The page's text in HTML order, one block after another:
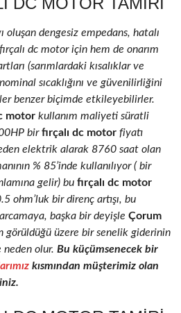
oluşan dengesiz empedans, hatalı
dc motor için hem de onarım
(sarımlardaki kısalıklar ve
sıcaklığını ve güvenilirliğini
benzer biçimde etkileyebilirler.
motor kullanım maliyeti süratli
birfırçalı dc motor fiyatı
elektrik alarak 8760 saat olan
% 85’inde kullanılıyor ( bir
gelir) bu fırçalı dc motor
ohm’luk bir direnç artışı, bu
başka bir deyişle Çorum
görüldüğü üzere bir senelik giderinin
neden olur. Bu küçümsenecek bir
kısmından müşterimiz olan